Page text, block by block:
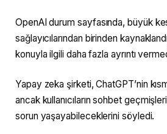
OpenAI durum sayfasında, büyük
sağlayıcılarından birinden
konuyla ilgili daha fazla ayrıntı
Yapay zeka şirketi, ChatGPT’nin
ancak kullanıcıların sohbet
sorun yaşayabileceklerini söyledi.